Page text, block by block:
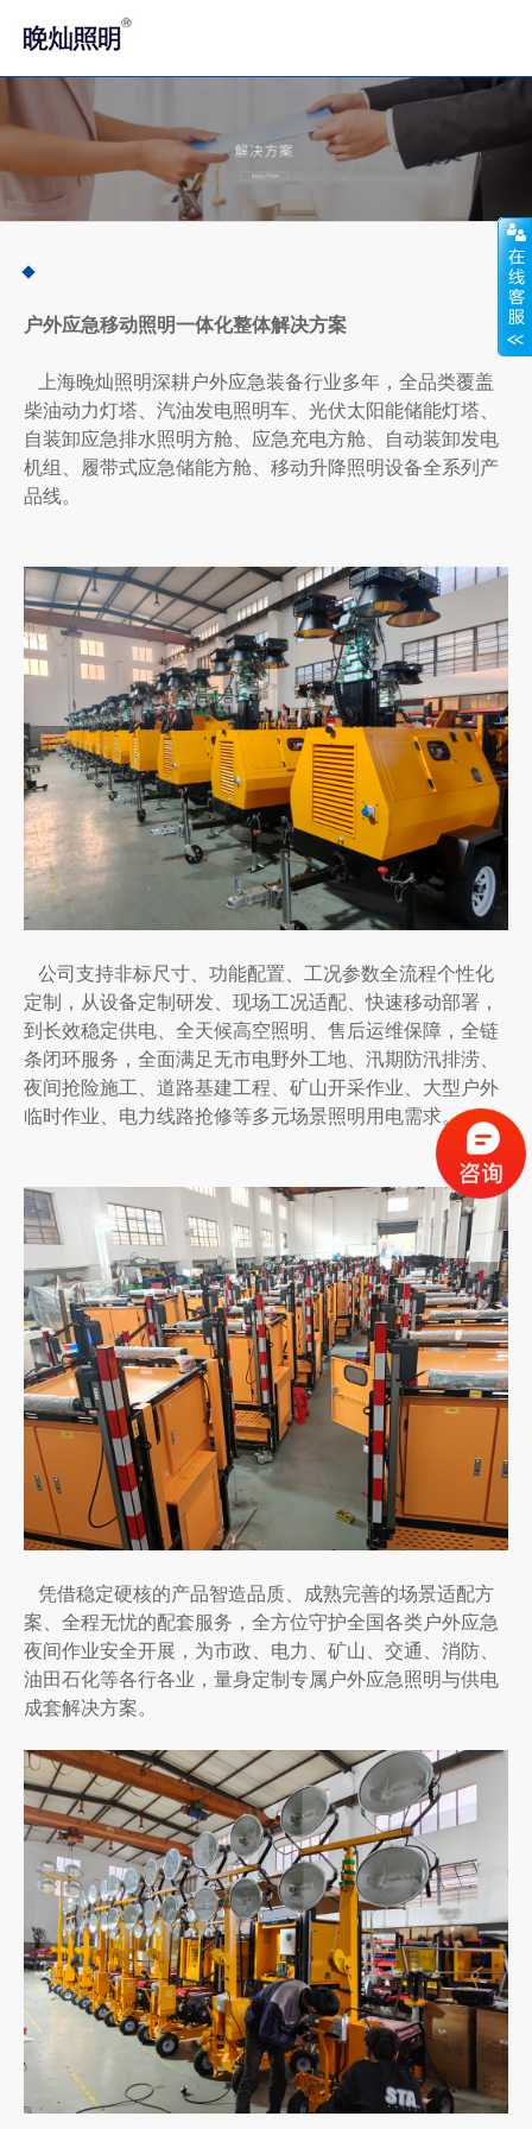
户外应急移动照明一体化整体解决方案
上海晚灿照明深耕户外应急装备行业多年，全品类覆盖
柴油动力灯塔、汽油发电照明车、光伏太阳能储能灯塔、
自装卸应急排水照明方舱、应急充电方舱、自动装卸发电
机组、履带式应急储能方舱、移动升降照明设备全系列产
品线。
公司支持非标尺寸、功能配置、工况参数全流程个性化
定制，从设备定制研发、现场工况适配、快速移动部署，
到长效稳定供电、全天候高空照明、售后运维保障，全链
条闭环服务，全面满足无市电野外工地、汛期防汛排涝、
夜间抢险施工、道路基建工程、矿山开采作业、大型户外
临时作业、电力线路抢修等多元场景照明用电需求。
凭借稳定硬核的产品智造品质、成熟完善的场景适配方
案、全程无忧的配套服务，全方位守护全国各类户外应急
夜间作业安全开展，为市政、电力、矿山、交通、消防、
油田石化等各行各业，量身定制专属户外应急照明与供电
成套解决方案。